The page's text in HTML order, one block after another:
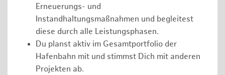
Erneuerungs- und
Instandhaltungsmaßnahmen und begleitest
diese durch alle Leistungsphasen.
Du planst aktiv im Gesamtportfolio der
Hafenbahn mit und stimmst Dich mit anderen
Projekten ab.